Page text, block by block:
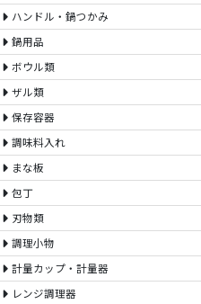
ハンドル・鍋つかみ
鍋用品
ボウル類
ザル類
保存容器
調味料入れ
まな板
包丁
刃物類
調理小物
計量カップ・計量器
レンジ調理器